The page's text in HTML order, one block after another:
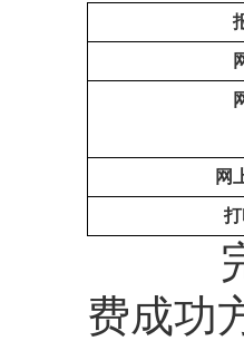
网
费成功